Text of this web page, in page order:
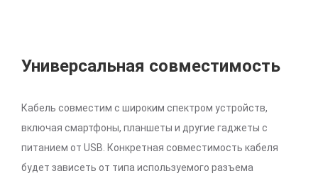
Универсальная совместимость
Кабель совместим с широким спектром устройств,
включая смартфоны, планшеты и другие гаджеты с
питанием от USB. Конкретная совместимость кабеля
будет зависеть от типа используемого разъема